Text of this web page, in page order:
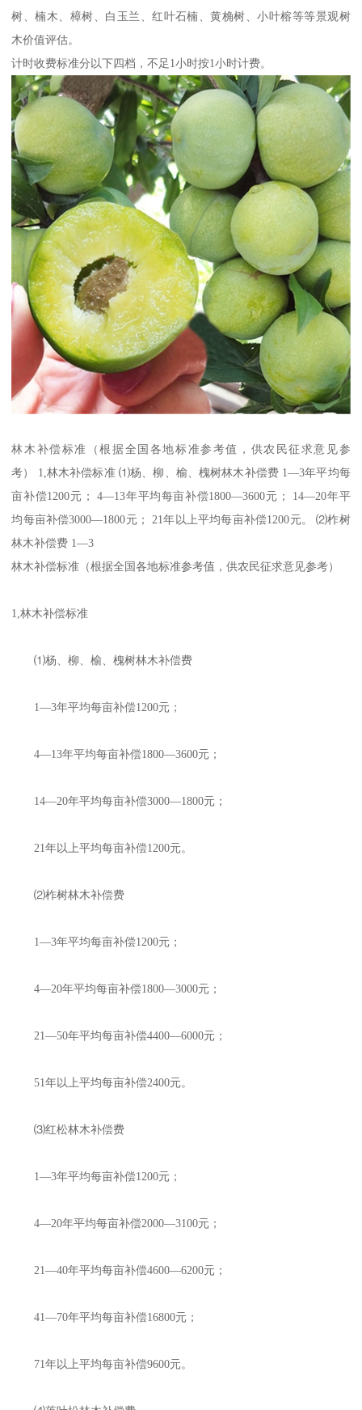
树、楠木、樟树、白玉兰、红叶石楠、黄桷树、小叶榕等等景观树
木价值评估。
计时收费标准分以下四档，不足1小时按1小时计费。
林木补偿标准（根据全国各地标准参考值，供农民征求意见参
考） 1,林木补偿标准 ⑴杨、柳、榆、槐树林木补偿费 1—3年平均每
亩补偿1200元； 4—13年平均每亩补偿1800—3600元； 14—20年平
均每亩补偿3000—1800元； 21年以上平均每亩补偿1200元。 ⑵柞树
林木补偿费 1—3
林木补偿标准（根据全国各地标准参考值，供农民征求意见参考）
1,林木补偿标准
⑴杨、柳、榆、槐树林木补偿费
1—3年平均每亩补偿1200元；
4—13年平均每亩补偿1800—3600元；
14—20年平均每亩补偿3000—1800元；
21年以上平均每亩补偿1200元。
⑵柞树林木补偿费
1—3年平均每亩补偿1200元；
4—20年平均每亩补偿1800—3000元；
21—50年平均每亩补偿4400—6000元；
51年以上平均每亩补偿2400元。
⑶红松林木补偿费
1—3年平均每亩补偿1200元；
4—20年平均每亩补偿2000—3100元；
21—40年平均每亩补偿4600—6200元；
41—70年平均每亩补偿16800元；
71年以上平均每亩补偿9600元。